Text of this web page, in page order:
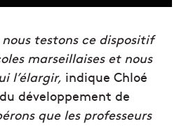
testons ce dispositif
marseillaises et nous
l’élargir, indique Chloé
développement de
que les professeurs